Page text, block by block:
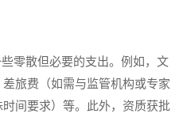
散但必要的支出。例如，文
旅费（如需与监管机构或专家
间要求）等。此外，资质获批